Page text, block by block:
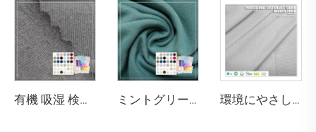
有機 吸湿 検温 抗菌 通気性あり ストレッチ 環境にやさしい 中肉 アクティブウェア用コットン生地 ミントグリーン 220GSM バンブー・オーガニックコットン・スパンデックス ジャージ生地（アパレル・スポーツウェア用、抗菌・環境にやさしい仕様） 環境にやさしいストレッチ防水帯電防止縮み防止 30% Coolmaxポリエステル 70% スーピマコットン 170GSM ベッド用生地